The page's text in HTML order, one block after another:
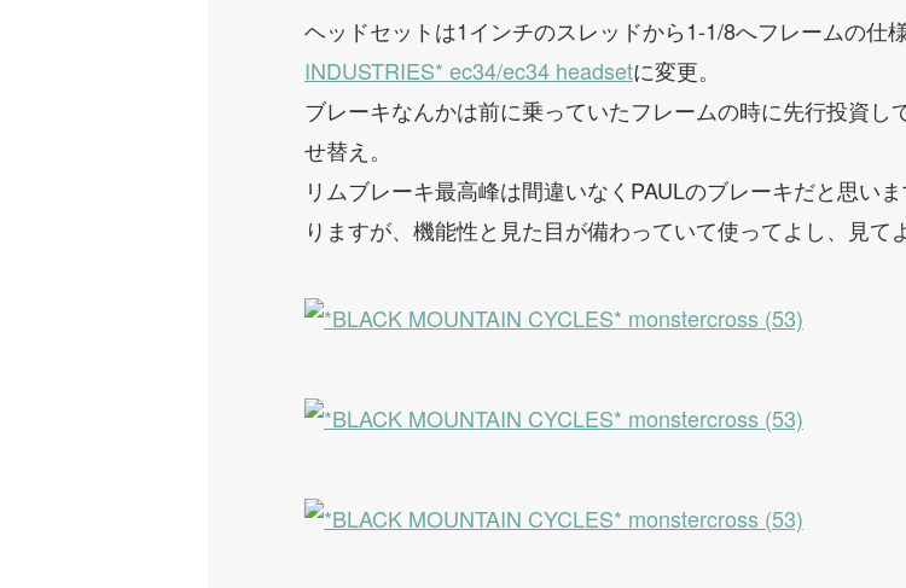
ヘッドセットは1インチのスレッドから1-1/8へフレームの仕
INDUSTRIES* ec34/ec34 headsetに変更。
ブレーキなんかは前に乗っていたフレームの時に先行投資し
せ替え。
リムブレーキ最高峰は間違いなくPAULのブレーキだと思い
りますが、機能性と見た目が備わっていて使ってよし、見て